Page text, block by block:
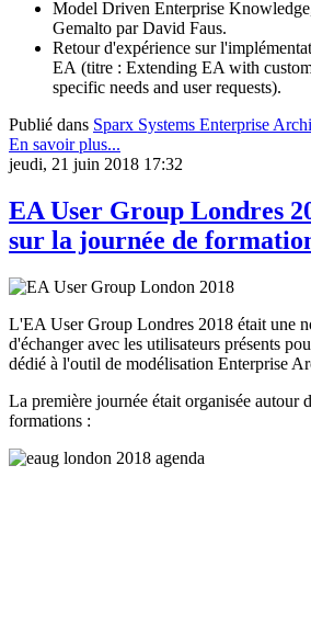
Model Driven Enterprise
Gemalto par David Faus.
Retour d'expérience sur
EA (titre : Extending EA with
specific needs and user requests).
Publié dans Sparx Systems Enterprise
En savoir plus...
jeudi, 21 juin 2018 17:32
EA User Group Londres
sur la journée de
L'EA User Group Londres 2018 était une
d'échanger avec les utilisateurs présents
dédié à l'outil de modélisation Enterprise
La première journée était organisée autour
formations :